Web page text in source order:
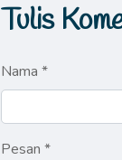
Tulis
Nama *
Pesan *